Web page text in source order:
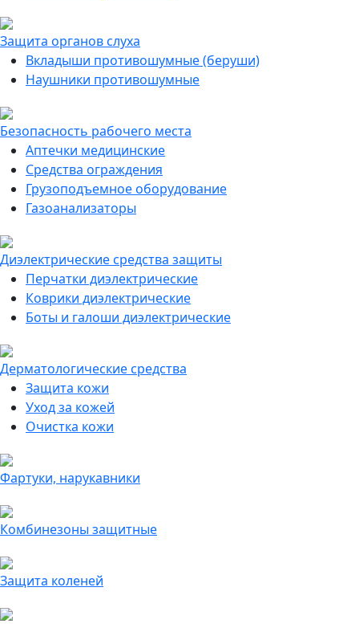
Защита органов слуха
Вкладыши противошумные (беруши)
Наушники противошумные
Безопасность рабочего места
Аптечки медицинские
Средства ограждения
Грузоподъемное оборудование
Газоанализаторы
Диэлектрические средства защиты
Перчатки диэлектрические
Коврики диэлектрические
Боты и галоши диэлектрические
Дерматологические средства
Защита кожи
Уход за кожей
Очистка кожи
Фартуки, нарукавники
Комбинезоны защитные
Защита коленей